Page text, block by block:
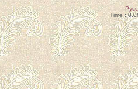
Time :